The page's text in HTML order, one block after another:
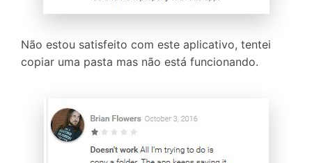
Não estou satisfeito com este aplicativo, tentei
copiar uma pasta mas não está funcionando.